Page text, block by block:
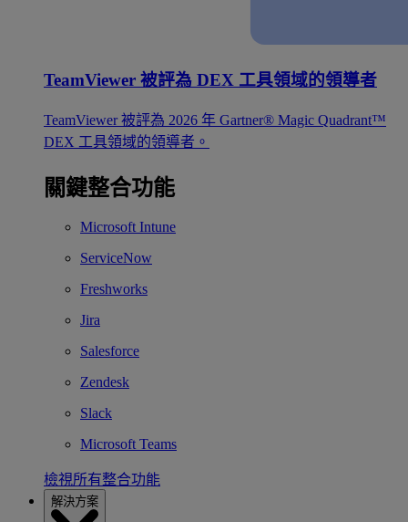
TeamViewer 被評為 DEX 工具領域的領導者
TeamViewer 被評為 2026 年 Gartner® Magic Quadrant™
DEX 工具領域的領導者。
關鍵整合功能
Microsoft Intune
ServiceNow
Freshworks
Jira
Salesforce
Zendesk
Slack
Microsoft Teams
檢視所有整合功能
解決方案